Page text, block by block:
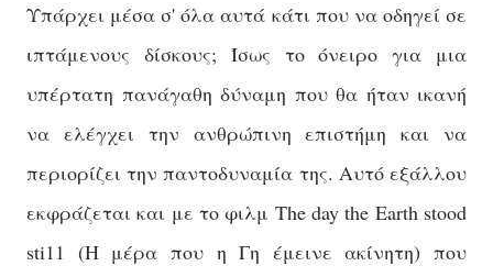
Υπάρχει μέσα σ' όλα αυτά κάτι που να οδηγεί σε
ιπτάμενους δίσκους; Ίσως το όνειρο για μια
υπέρτατη πανάγαθη δύναμη που θα ήταν ικανή
να ελέγχει την ανθρώπινη επιστήμη και να
περιορίζει την παντοδυναμία της. Αυτό εξάλλου
εκφράζεται και με το φιλμ The day the Earth stood
sti11 (Η μέρα που η Γη έμεινε ακίνητη) που